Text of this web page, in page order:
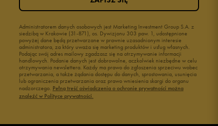
Administratorem danych osobowych jest Marketing Investment Group S.A. z
siedzibą w Krakowie (31-871), os. Dywizjonu 303 paw. 1, udostępnione
powyżej dane będą przetwarzane w prawnie uzasadnionym interesie
administratora, za który uważa się marketing produktów i usług własnych.
Podając swój adres mailowy zgadzasz się na otrzymywanie informacji
handlowych. Podanie danych jest dobrowolne, aczkolwiek niezbędne w celu
otrzymywania newslettera. Każdy ma prawo do zgłoszenia sprzeciwu wobec
przetwarzania, a także żądania dostępu do danych, sprostowania, usunięcia
lub ograniczenia przetwarzania oraz prawo wniesienia skargi do organu
nadzorczego. Pełną treść oświadczenia o ochronie prywatności można
znaleźć w Polityce prywatności.